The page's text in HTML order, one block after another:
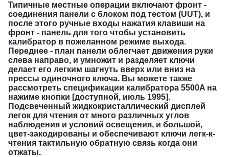
Типичные местные операции включают фронт -
соединения панели с блоком под тестом (UUT), и
после этого ручные входы нажатия клавиши на
фронт - панель для того чтобы установить
калибратор в пожеланном режиме выхода.
Переднее - план панели облегчает движения руки
слева направо, и умножит и разделяет ключи
делает его легким шагнуть вверх или вниз на
прессы одиночного ключа. Вы можете также
рассмотреть спецификации калибратора 5500A на
нажиме кнопки [доступной, июль 1995].
Подсвеченный жидкокристаллический дисплей
легок для чтения от много различных углов
наблюдения и условий освещения, и большой,
цвет-закодированы и обеспечивают ключи легк-к-
чтения тактильную обратную связь когда они
отжаты.